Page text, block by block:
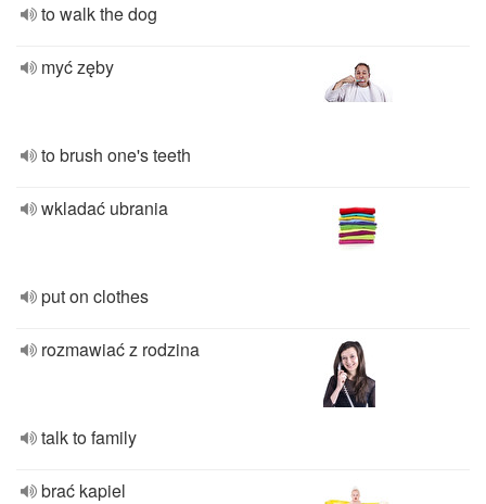
to walk the dog
myć zęby
to brush one's teeth
wkladać ubrania
put on clothes
rozmawiać z rodzina
talk to family
brać kapiel